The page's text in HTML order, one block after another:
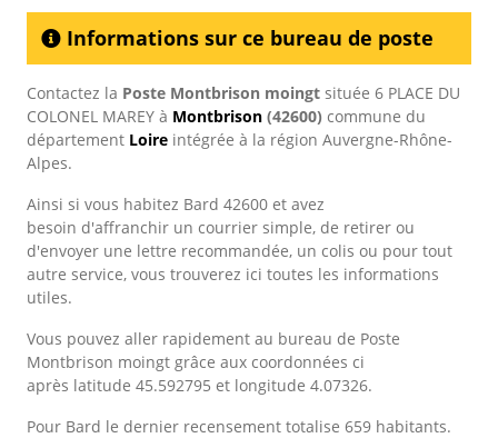
Informations sur ce bureau de poste
Contactez la Poste Montbrison moingt située 6 PLACE DU
COLONEL MAREY à Montbrison (42600) commune du
département Loire intégrée à la région Auvergne-Rhône-
Alpes.
Ainsi si vous habitez Bard 42600 et avez
besoin d'affranchir un courrier simple, de retirer ou
d'envoyer une lettre recommandée, un colis ou pour tout
autre service, vous trouverez ici toutes les informations
utiles.
Vous pouvez aller rapidement au bureau de Poste
Montbrison moingt grâce aux coordonnées ci
après latitude 45.592795 et longitude 4.07326.
Pour Bard le dernier recensement totalise 659 habitants.